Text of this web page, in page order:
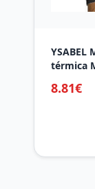
YSABEL
térmica
8.81€